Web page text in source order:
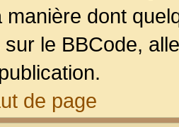
manière dont
le BBCode,
de page